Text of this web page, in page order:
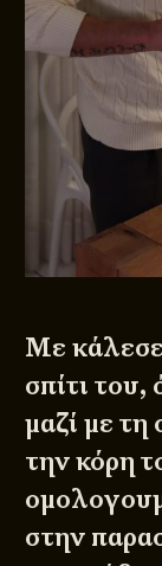
Με
σπίτι
μαζί με τη
την κόρη
στην